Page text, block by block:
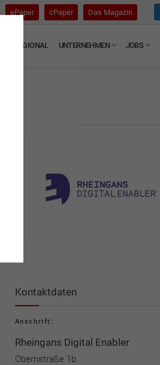
ePaper cPaper Das Magazin
REGIONAL UNTERNEHMEN JOBS
Kontaktdaten
Anschrift:
Rheingans Digital Enabler
Obernstraße 1b